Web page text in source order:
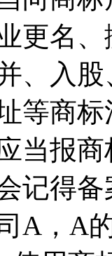
更名
、入
等商
当报
记得
A，A